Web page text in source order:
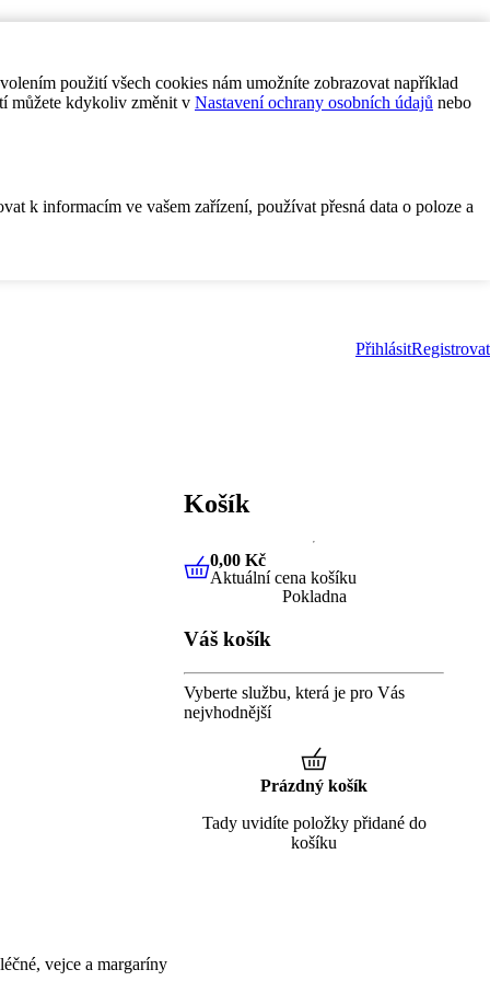
použití všech cookies nám umožníte zobrazovat například
můžete kdykoliv změnit v Nastavení ochrany osobních údajů nebo
k informacím ve vašem zařízení, používat přesná data o poloze a
PřihlásitRegistrovat
vejce a margaríny
Košík
0,00 KčAktuální cena košíku
0,00 Kč
Aktuální cena košíku
Pokladna
Váš košík
Vyberte službu, která je pro Vás
nejvhodnější
Prázdný košík
Tady uvidíte položky přidané do
košíku